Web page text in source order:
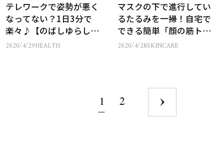
テレワークで姿勢が悪く
なってない？1日3分で
楽々♪【のばしゆらし体
操】姿勢矯正ダイエット
2020/4/29HEALTH
マスクの下で進行してい
るたるみを一掃！自宅で
できる簡単「顔の筋ト
レ」「小顔マッサージ」5
2020/4/28SKINCARE
1 2